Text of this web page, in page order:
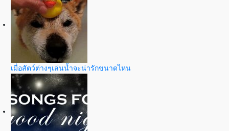
เมื่อสัตว์ต่างๆเล่นน้ำจะน่ารักขนาดไหน